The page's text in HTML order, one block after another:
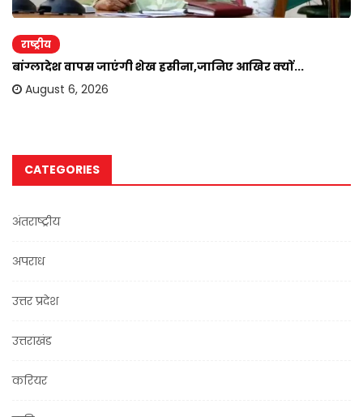
राष्ट्रीय
बांग्लादेश वापस जाएंगी शेख हसीना,जानिए आखिर क्यों...
August 6, 2026
CATEGORIES
अंतराष्ट्रीय
अपराध
उत्तर प्रदेश
उत्तराखंड
करियर